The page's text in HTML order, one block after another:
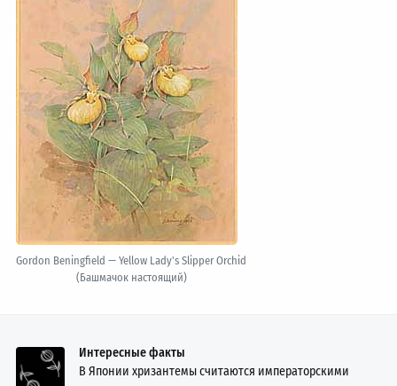
Gordon Beningfield — Yellow Lady's Slipper Orchid
(Башмачок настоящий)
Интересные факты
В Японии хризантемы считаются императорскими